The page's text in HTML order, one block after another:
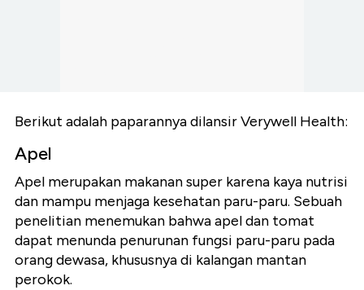
Berikut adalah paparannya dilansir Verywell Health:
Apel
Apel merupakan makanan super karena kaya nutrisi
dan mampu menjaga kesehatan paru-paru. Sebuah
penelitian menemukan bahwa apel dan tomat
dapat menunda penurunan fungsi paru-paru pada
orang dewasa, khususnya di kalangan mantan
perokok.